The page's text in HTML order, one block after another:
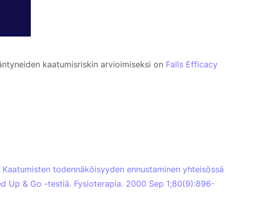
kaatumisriskin arvioimiseksi on Falls Efficacy
todennäköisyyden ennustaminen yhteisössä
Up & Go -testiä. Fysioterapia. 2000 Sep 1;80(9):896-